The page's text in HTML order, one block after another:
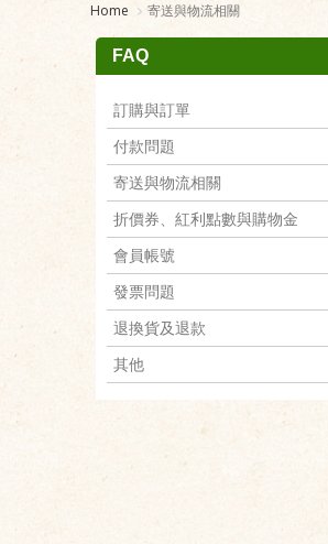
Home 寄送與物流相關
FAQ
訂購與訂單
付款問題
寄送與物流相關
折價券、紅利點數與購物金
會員帳號
發票問題
退換貨及退款
其他